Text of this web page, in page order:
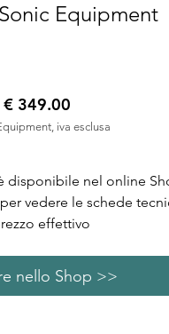
Equipment
349.00
iva esclusa
disponibile nel online
vedere le schede
effettivo
nello Shop >>